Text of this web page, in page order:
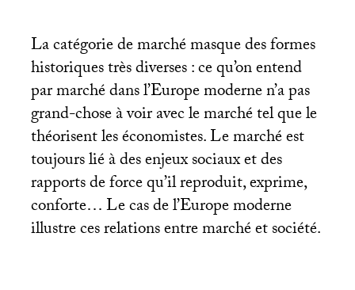
La catégorie de marché masque des formes
historiques très diverses : ce qu’on entend
par marché dans l’Europe moderne n’a pas
grand-chose à voir avec le marché tel que le
théorisent les économistes. Le marché est
toujours lié à des enjeux sociaux et des
rapports de force qu’il reproduit, exprime,
conforte… Le cas de l’Europe moderne
illustre ces relations entre marché et société.